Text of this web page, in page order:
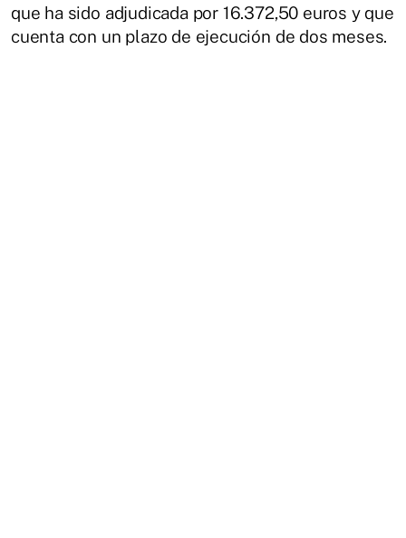
que ha sido adjudicada por 16.372,50 euros y que
cuenta con un plazo de ejecución de dos meses.